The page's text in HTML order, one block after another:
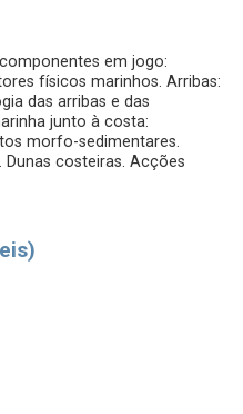
em jogo:
físicos marinhos. Arribas:
das arribas e das
junto à costa:
morfo-sedimentares.
Dunas costeiras. Acções